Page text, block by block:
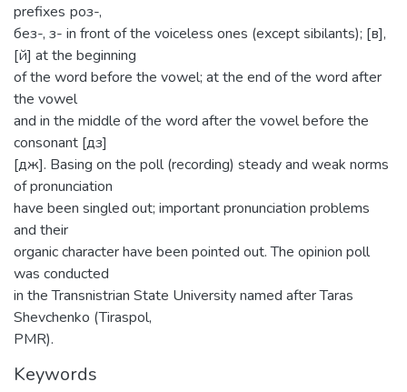
prefixes роз-,
без-, з- in front of the voiceless ones (except sibilants); [в],
[й] at the beginning
of the word before the vowel; at the end of the word after
the vowel
and in the middle of the word after the vowel before the
consonant [дз]
[дж]. Basing on the poll (recording) steady and weak norms
of pronunciation
have been singled out; important pronunciation problems
and their
organic character have been pointed out. The opinion poll
was conducted
in the Transnistrian State University named after Taras
Shevchenko (Tiraspol,
PMR).
Keywords